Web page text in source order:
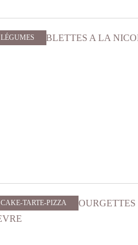
LÉGUMES
CAKE-TARTE-PIZZA